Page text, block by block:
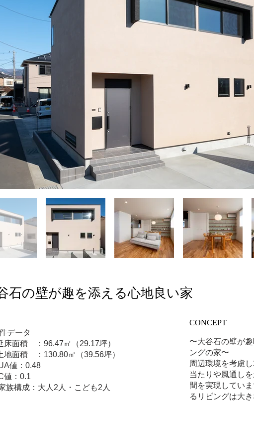
石の壁が趣を添える心地良い家
データ
床面積 ：96.47㎡（29.17坪）
地面積 ：130.80㎡（39.56坪）
値：0.48
値：0.1
族構成：大人2人・こども2人
CONCEPT
〜大谷石の壁が
ングの家〜
周辺環境を考慮
当たりや風通し
間を実現してい
るリビングは大き